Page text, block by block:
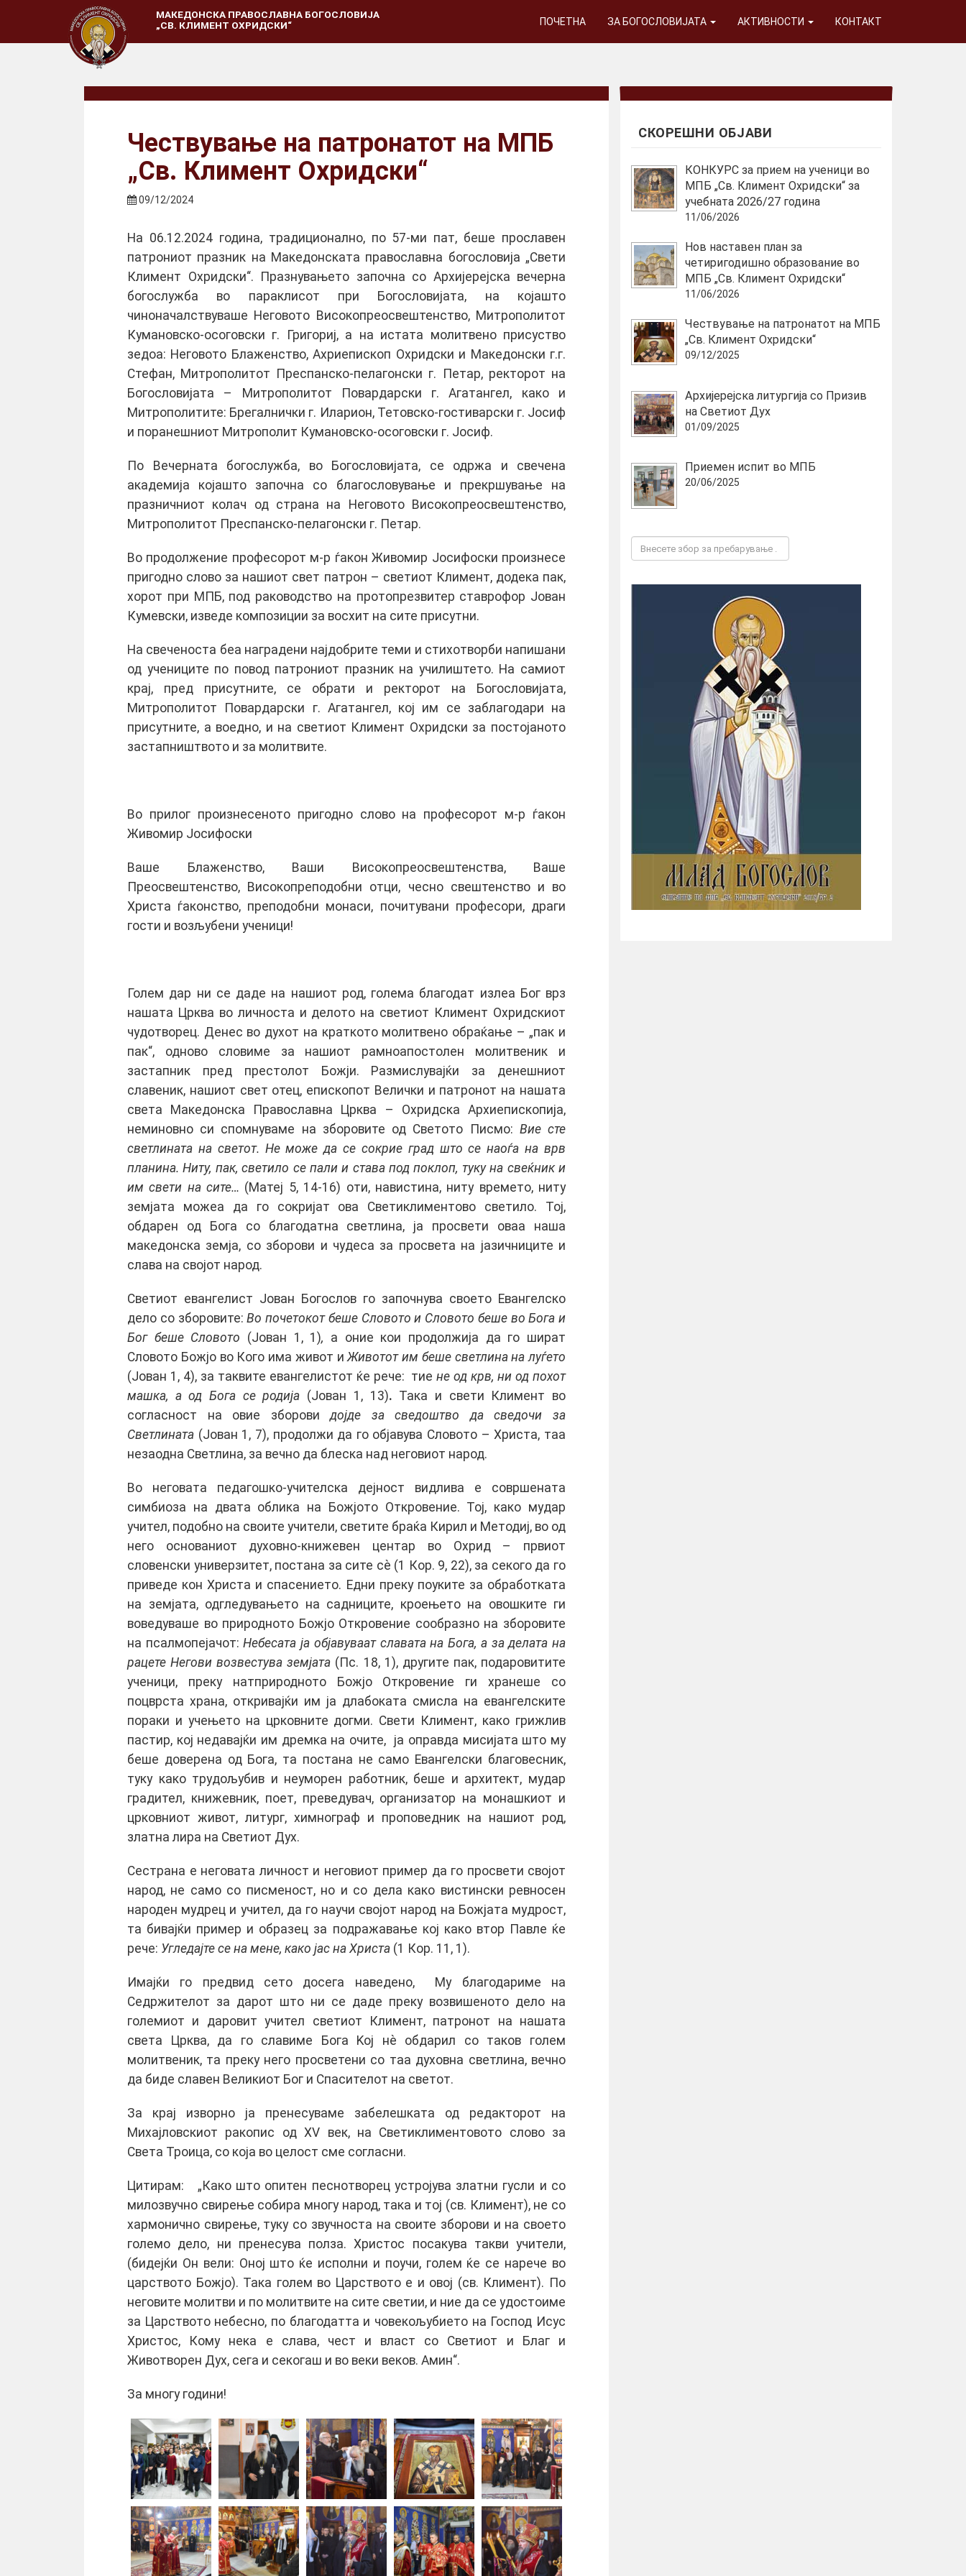
МАКЕДОНСКА ПРАВОСЛАВНА БОГОСЛОВИЈА
„СВ. КЛИМЕНТ ОХРИДСКИ“
ПОЧЕТНА ЗА БОГОСЛОВИЈАТА АКТИВНОСТИ КОНТАКТ
Чествување на патронатот на МПБ
„Св. Климент Охридски“
09/12/2024
На 06.12.2024 година, традиционално, по 57-ми пат, беше прославен
патрониот празник на Македонската православна богословија „Свети
Климент Охридски“. Празнувањето започна со Архијерејска вечерна
богослужба во параклисот при Богословијата, на којашто
чиноначалствуваше Неговото Високопреосвештенство, Митрополитот
Кумановско-осоговски г. Григориј, а на истата молитвено присуство
зедоа: Неговото Блаженство, Ахриепископ Охридски и Македонски г.г.
Стефан, Митрополитот Преспанско-пелагонски г. Петар, ректорот на
Богословијата – Митрополитот Повардарски г. Агатангел, како и
Митрополитите: Брегалнички г. Иларион, Тетовско-гостиварски г. Јосиф
и поранешниот Митрополит Кумановско-осоговски г. Јосиф.
По Вечерната богослужба, во Богословијата, се одржа и свечена
академија којашто започна со благословување и прекршување на
празничниот колач од страна на Неговото Високопреосвештенство,
Митрополитот Преспанско-пелагонски г. Петар.
Во продолжение професорот м-р ѓакон Живомир Јосифоски произнесе
пригодно слово за нашиот свет патрон – светиот Климент, додека пак,
хорот при МПБ, под раководство на протопрезвитер ставрофор Јован
Кумевски, изведе композиции за восхит на сите присутни.
На свеченоста беа наградени најдобрите теми и стихотворби напишани
од учениците по повод патрониот празник на училиштето. На самиот
крај, пред присутните, се обрати и ректорот на Богословијата,
Митрополитот Повардарски г. Агатангел, кој им се заблагодари на
присутните, а воедно, и на светиот Климент Охридски за постојаното
застапништвото и за молитвите.
Во прилог произнесеното пригодно слово на професорот м-р ѓакон
Живомир Јосифоски
Ваше Блаженство, Ваши Високопреосвештенства, Ваше
Преосвештенство, Високопреподобни отци, чесно свештенство и во
Христа ѓаконство, преподобни монаси, почитувани професори, драги
гости и возљубени ученици!
Голем дар ни се даде на нашиот род, голема благодат излеа Бог врз
нашата Црква во личноста и делото на светиот Климент Охридскиот
чудотворец. Денес во духот на краткото молитвено обраќање – „пак и
пак“, одново словиме за нашиот рамноапостолен молитвеник и
застапник пред престолот Божји. Размислувајќи за денешниот
славеник, нашиот свет отец, епископот Велички и патронот на нашата
света Македонска Православна Црква – Охридска Архиепископија,
неминовно си спомнуваме на зборовите од Светото Писмо: Вие сте
светлината на светот. Не може да се сокрие град што се наоѓа на врв
планина. Ниту, пак, светило се пали и става под поклоп, туку на свеќник и
им свети на сите… (Матеј 5, 14-16) оти, навистина, ниту времето, ниту
земјата можеа да го сокријат ова Светиклиментово светило. Тој,
обдарен од Бога со благодатна светлина, ја просвети оваа наша
македонска земја, со зборови и чудеса за просвета на јазичниците и
слава на својот народ.
Светиот евангелист Јован Богослов го започнува своето Евангелско
дело со зборовите:Во почетокот беше Словото и Словото беше во Бога и
Бог беше Словото (Јован 1, 1), а оние кои продолжија да го шират
Словото Божјо во Кого има живот иЖивотот им беше светлина на луѓето
(Јован 1, 4), за таквите евангелистот ќе рече: тиене од крв, ни од похот
машка, а од Бога се родија (Јован 1, 13). Така и свети Климент во
согласност на овие зборовидојде за сведоштво да сведочи за
Светлината (Јован 1, 7), продолжи да го објавува Словото – Христа, таа
незаодна Светлина, за вечно да блеска над неговиот народ.
Во неговата педагошко-учителска дејност видлива е совршената
симбиоза на двата облика на Божјото Откровение. Тој, како мудар
учител, подобно на своите учители, светите браќа Кирил и Методиј, во од
него основаниот духовно-книжевен центар во Охрид – првиот
словенски универзитет, постана за сите сѐ (1 Кор. 9, 22), за секого да го
приведе кон Христа и спасението. Едни преку поуките за обработката
на земјата, одгледувањето на садниците, кроењето на овошките ги
воведуваше во природното Божјо Откровение сообразно на зборовите
на псалмопејачот:Небесата ја објавуваат славата на Бога, а за делата на
рацете Негови возвестува земјата (Пс. 18, 1), другите пак, подаровитите
ученици, преку натприродното Божјо Откровение ги хранеше со
поцврста храна, откривајќи им ја длабоката смисла на евангелските
пораки и учењето на црковните догми. Свети Климент, како грижлив
пастир, кој недавајќи им дремка на очите, ја оправда мисијата што му
беше доверена од Бога, та постана не само Евангелски благовесник,
туку како трудољубив и неуморен работник, беше и архитект, мудар
градител, книжевник, поет, преведувач, организатор на монашкиот и
црковниот живот, литург, химнограф и проповедник на нашиот род,
златна лирa на Светиот Дух.
Сестрана е неговата личност и неговиот пример да го просвети својот
народ, не само со писменост, но и со дела како вистински ревносен
народен мудрец и учител, да го научи својот народ на Божјата мудрост,
та бивајќи пример и образец за подражавање кој како втор Павле ќе
рече: Угледајте се на мене, како јас на Христа (1 Кор. 11, 1).
Имајќи го предвид сето досега наведено, Му благодариме на
Седржителот за дарот што ни се даде преку возвишеното дело на
големиот и даровит учител светиот Климент, патронот на нашата
света Црква, да го славиме Бога Kој нѐ обдарил со таков голем
молитвеник, та преку него просветени со таа духовна светлина, вечно
да биде славен Великиот Бог и Спасителот на светот.
За крај изворно ја пренесуваме забелешката од редакторот на
Михајловскиот ракопис од XV век, на Светиклиментовото слово за
Света Троица, со која во целост сме согласни.
Цитирам: „Како што опитен песнотворец устројува златни гусли и со
милозвучно свирење собира многу народ, така и тој (св. Климент), не со
хармонично свирење, туку со звучноста на своите зборови и на своето
големо дело, ни пренесува полза. Христос посакува такви учители,
(бидејќи Он вели: Оној што ќе исполни и поучи, голем ќе се нарече во
царството Божјо). Така голем во Царството е и овој (св. Климент). По
неговите молитви и по молитвите на сите светии, и ние да се удостоиме
за Царството небесно, по благодатта и човекољубието на Господ Исус
Христос, Кому нека е слава, чест и власт со Светиот и Благ и
Животворен Дух, сега и секогаш и во веки веков. Амин“.
За многу години!
СКОРЕШНИ ОБЈАВИ
КОНКУРС за прием на ученици во
МПБ „Св. Климент Охридски“ за
учебната 2026/27 година
11/06/2026
Нов наставен план за
четиригодишно образование во
МПБ „Св. Климент Охридски“
11/06/2026
Чествување на патронатот на МПБ
„Св. Климент Охридски“
09/12/2025
Архијерејска литургија со Призив
на Светиот Дух
01/09/2025
Приемен испит во МПБ
20/06/2025